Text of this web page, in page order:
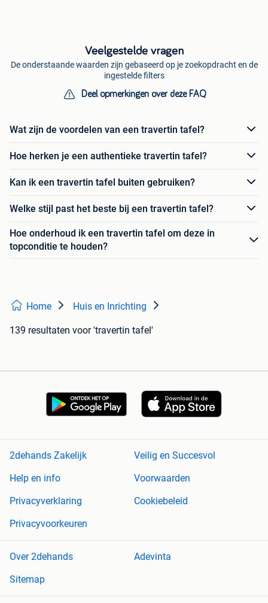
Veelgestelde vragen
De onderstaande waarden zijn gebaseerd op je zoekopdracht en de
ingestelde filters
Deel opmerkingen over deze FAQ
Wat zijn de voordelen van een travertin tafel?
Hoe herken je een authentieke travertin tafel?
Kan ik een travertin tafel buiten gebruiken?
Welke stijl past het beste bij een travertin tafel?
Hoe onderhoud ik een travertin tafel om deze in
topconditie te houden?
Home Huis en Inrichting
139 resultaten voor 'travertin tafel'
2dehands Zakelijk
Veilig en Succesvol
Help en info
Voorwaarden
Privacyverklaring
Cookiebeleid
Privacyvoorkeuren
Over 2dehands
Adevinta
Sitemap